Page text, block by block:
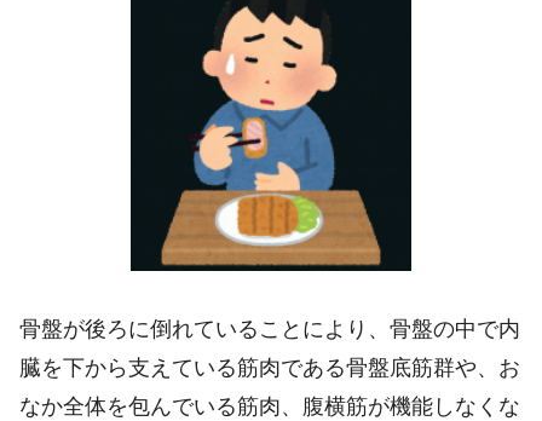
骨盤が後ろに倒れていることにより、骨盤の中で内
臓を下から支えている筋肉である骨盤底筋群や、お
なか全体を包んでいる筋肉、腹横筋が機能しなくな